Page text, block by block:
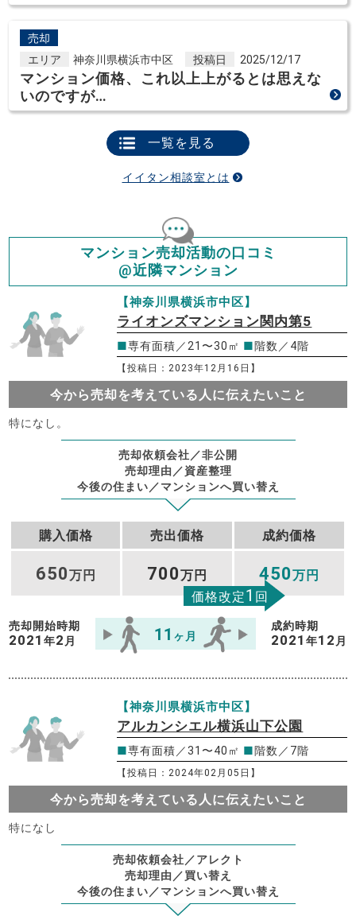
売却
エリア
神奈川県横浜市中区 投稿日 2025/12/17
マンション価格、これ以上上がるとは思えな
いのですが…
一覧を見る
イイタン相談室とは
マンション売却活動の口コミ
@近隣マンション
【神奈川県横浜市中区】
ライオンズマンション関内第5
■専有面積／21〜30㎡ ■階数／4階
【投稿日：2023年12月16日】
今から売却を考えている人に伝えたいこと
特になし。
売却依頼会社／非公開
売却理由／資産整理
今後の住まい／マンションへ買い替え
購入価格 売出価格 成約価格
650万円 700万円 450万円
価格改定1 回
売却開始時期
2021年2 月 11 ヶ月
成約時期
2021 年12 月
【神奈川県横浜市中区】
アルカンシエル横浜山下公園
■専有面積／31〜40㎡ ■階数／7階
【投稿日：2024年02月05日】
今から売却を考えている人に伝えたいこと
特になし
売却依頼会社／アレクト
売却理由／買い替え
今後の住まい／マンションへ買い替え